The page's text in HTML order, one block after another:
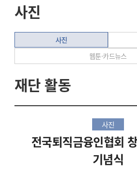
사진
사진
웹툰·카드뉴스
재단 활동
사진
전국퇴직금융인협회
기념식